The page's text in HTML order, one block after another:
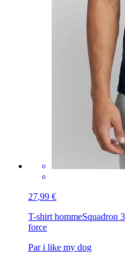
27,99 €
T-shirt hommeSquadron
force
Par i like my dog